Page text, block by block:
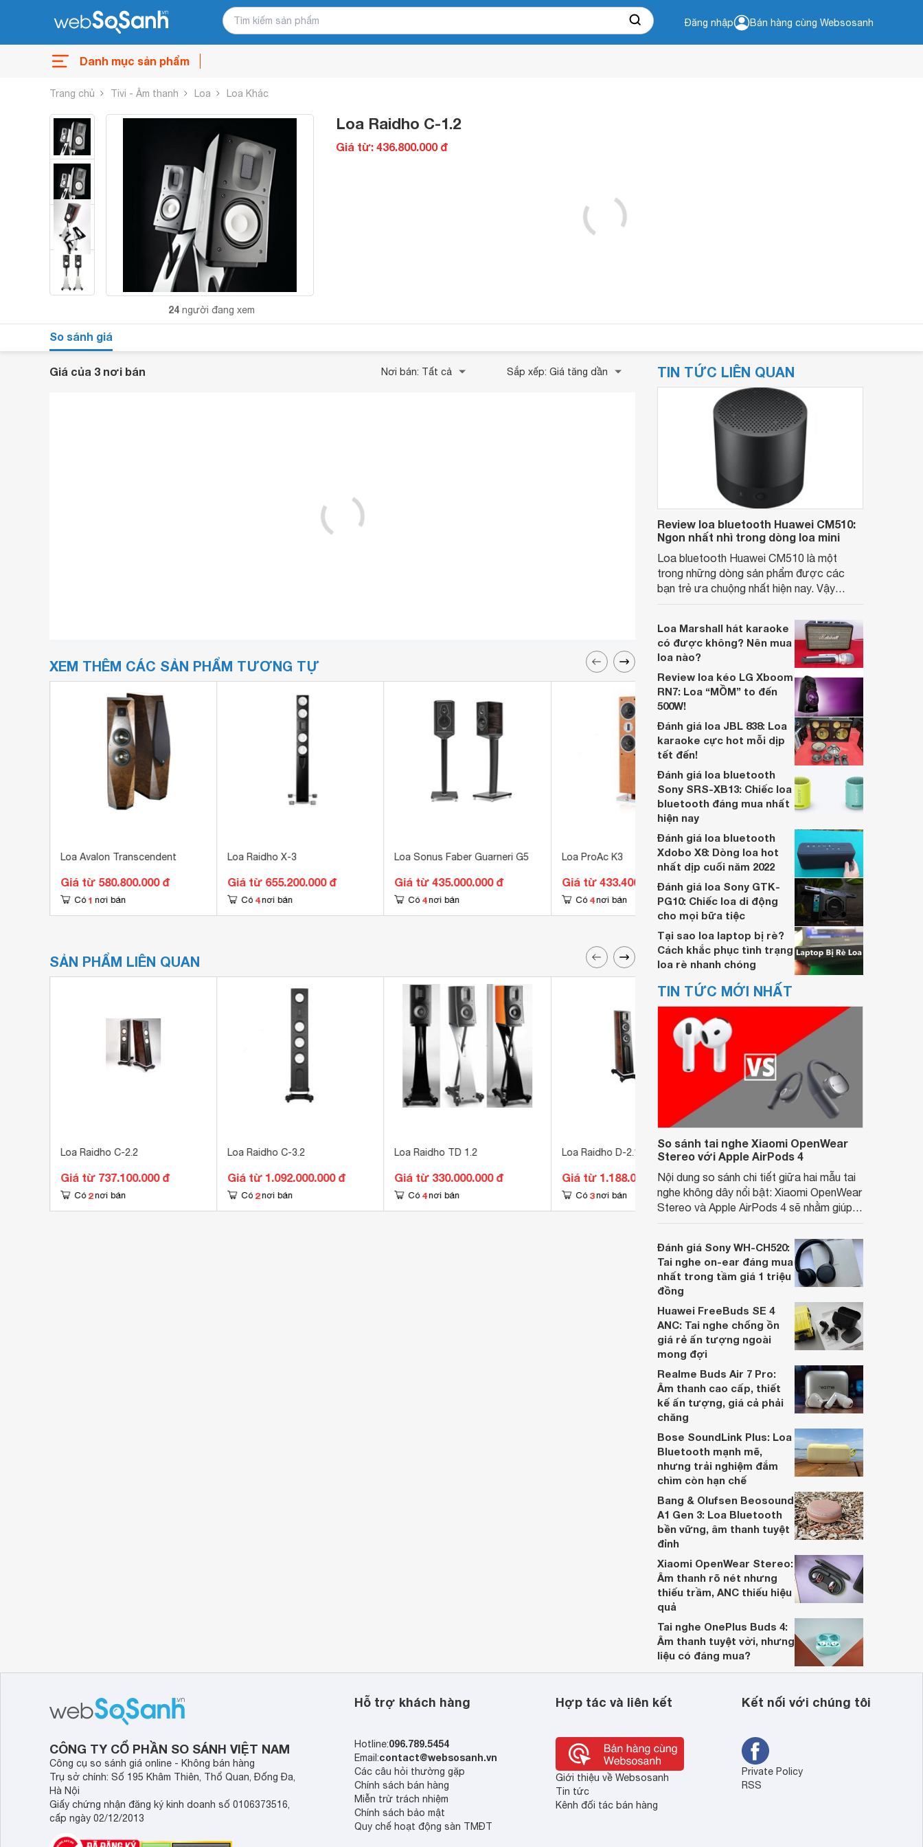
Đăng nhập Bán hàng cùng Websosanh
Danh mục sản phẩm
Trang chủ Tivi - Âm thanh Loa Loa Khác
24 người đang xem
Loa Raidho C-1.2
Giá từ: 436.800.000 đ
So sánh giá
Giá của 3 nơi bán Nơi bán: Tất cả Sắp xếp: Giá tăng dần
XEM THÊM CÁC SẢN PHẨM TƯƠNG TỰ
Loa Avalon Transcendent
Giá từ 580.800.000 đ
Có 1 nơi bán
Loa Raidho X-3
Giá từ 655.200.000 đ
Có 4 nơi bán
Loa Sonus Faber Guarneri G5
Giá từ 435.000.000 đ
Có 4 nơi bán
Loa ProAc K3
Giá từ 433.400.000 đ
Có 4 nơi bán
Loa Sonus Faber Olympica
Nova V
Giá từ 480.700.000 đ
Có 3 nơi bán
SẢN PHẨM LIÊN QUAN
Loa Raidho C-2.2
Giá từ 737.100.000 đ
Có 2 nơi bán
Loa Raidho C-3.2
Giá từ 1.092.000.000 đ
Có 2 nơi bán
Loa Raidho TD 1.2
Giá từ 330.000.000 đ
Có 4 nơi bán
Loa Raidho D-2.1
Giá từ 1.188.000.000 đ
Có 3 nơi bán
Loa Raidho X-1
Giá từ 112.700.000 đ
Có 4 nơi bán
TIN TỨC LIÊN QUAN
Review loa bluetooth Huawei CM510:
Ngon nhất nhì trong dòng loa mini
Loa bluetooth Huawei CM510 là một
trong những dòng sản phẩm được các
bạn trẻ ưa chuộng nhất hiện nay. Vậy
Loa Marshall hát karaoke
có được không? Nên mua
loa nào?
Review loa kéo LG Xboom
RN7: Loa “MỒM” to đến
500W!
Đánh giá loa JBL 838: Loa
karaoke cực hot mỗi dịp
tết đến!
Đánh giá loa bluetooth
Sony SRS-XB13: Chiếc loa
bluetooth đáng mua nhất
hiện nay
Đánh giá loa bluetooth
Xdobo X8: Dòng loa hot
nhất dịp cuối năm 2022
Đánh giá loa Sony GTK-
PG10: Chiếc loa di động
cho mọi bữa tiệc
Tại sao loa laptop bị rè?
Cách khắc phục tình trạng
loa rè nhanh chóng
TIN TỨC MỚI NHẤT
So sánh tai nghe Xiaomi OpenWear
Stereo với Apple AirPods 4
Nội dung so sánh chi tiết giữa hai mẫu tai
nghe không dây nổi bật: Xiaomi OpenWear
Stereo và Apple AirPods 4 sẽ nhằm giúp
dựa trên nhu cầu và sở thích cá nhân. Cả
hai đều là sản phẩm chất lượng cao,
nhưng hướng tới đối tượng khách hàng
khác nhau.
Đánh giá Sony WH-CH520:
Tai nghe on-ear đáng mua
nhất trong tầm giá 1 triệu
đồng
Huawei FreeBuds SE 4
ANC: Tai nghe chống ồn
giá rẻ ấn tượng ngoài
mong đợi
Realme Buds Air 7 Pro:
Âm thanh cao cấp, thiết
kế ấn tượng, giá cả phải
chăng
Bose SoundLink Plus: Loa
Bluetooth mạnh mẽ,
nhưng trải nghiệm đắm
chìm còn hạn chế
Bang & Olufsen Beosound
A1 Gen 3: Loa Bluetooth
bền vững, âm thanh tuyệt
đỉnh
Xiaomi OpenWear Stereo:
Âm thanh rõ nét nhưng
thiếu trầm, ANC thiếu hiệu
quả
Tai nghe OnePlus Buds 4:
Âm thanh tuyệt vời, nhưng
liệu có đáng mua?
CÔNG TY CỔ PHẦN SO SÁNH VIỆT NAM
Công cụ so sánh giá online - Không bán hàng
Trụ sở chính: Số 195 Khâm Thiên, Thổ Quan, Đống Đa,
Hà Nội
Giấy chứng nhận đăng ký kinh doanh số 0106373516,
cấp ngày 02/12/2013
Hỗ trợ khách hàng
Hotline:096.789.5454
Email:contact@websosanh.vn
Các câu hỏi thường gặp
Chính sách bán hàng
Miễn trừ trách nhiệm
Chính sách bảo mật
Quy chế hoạt động sàn TMĐT
Hợp tác và liên kết
Giới thiệu về Websosanh
Tin tức
Kênh đối tác bán hàng
Kết nối với chúng tôi
Private Policy
RSS